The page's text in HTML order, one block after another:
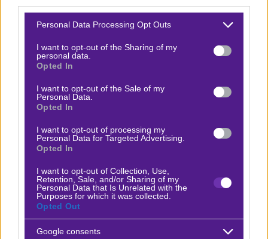
Please note that this website/app uses one or more Google
not limited to your visit or usage behaviour. You may click to
grant or deny consent to Google and its third-party tags to
use your data for below specified purposes in below Google
consent section.
Personal Data Processing Opt Outs
I want to opt-out of the Sharing of my
personal data.
Opted In
I want to opt-out of the Sale of my
Personal Data.
Opted In
I want to opt-out of processing my
Personal Data for Targeted Advertising.
Opted In
I want to opt-out of Collection, Use,
Retention, Sale, and/or Sharing of my
Personal Data that Is Unrelated with the
Purposes for which it was collected.
Opted Out
Google consents
Ελλάδα και έδειξαν κάποια χαρίσματα, αλλά μέχρι… εκεί.
Μαουρίσιο Ποτσετίνο στον πάγκο μπορούν να έχουν
αξιόλογη πορεία. Ο δεύτερος λόγος είναι
εξωαγωνιστικός και δεν είναι άλλος από τα… σπόρια
που συνήθως παίρνουν οι οικοδέσποινες χώρες των
συνδιοργανώτριες) αν χρειαστεί θα έχουν μία μικρή
εύνοια από τους διαιτητές. Με τον Ντάνι Μάκελι
διαιτητή απόψε, μπορεί να επιβεβαιωθεί κάλλιστα αυτή
η «πονηρή» σκέψη.